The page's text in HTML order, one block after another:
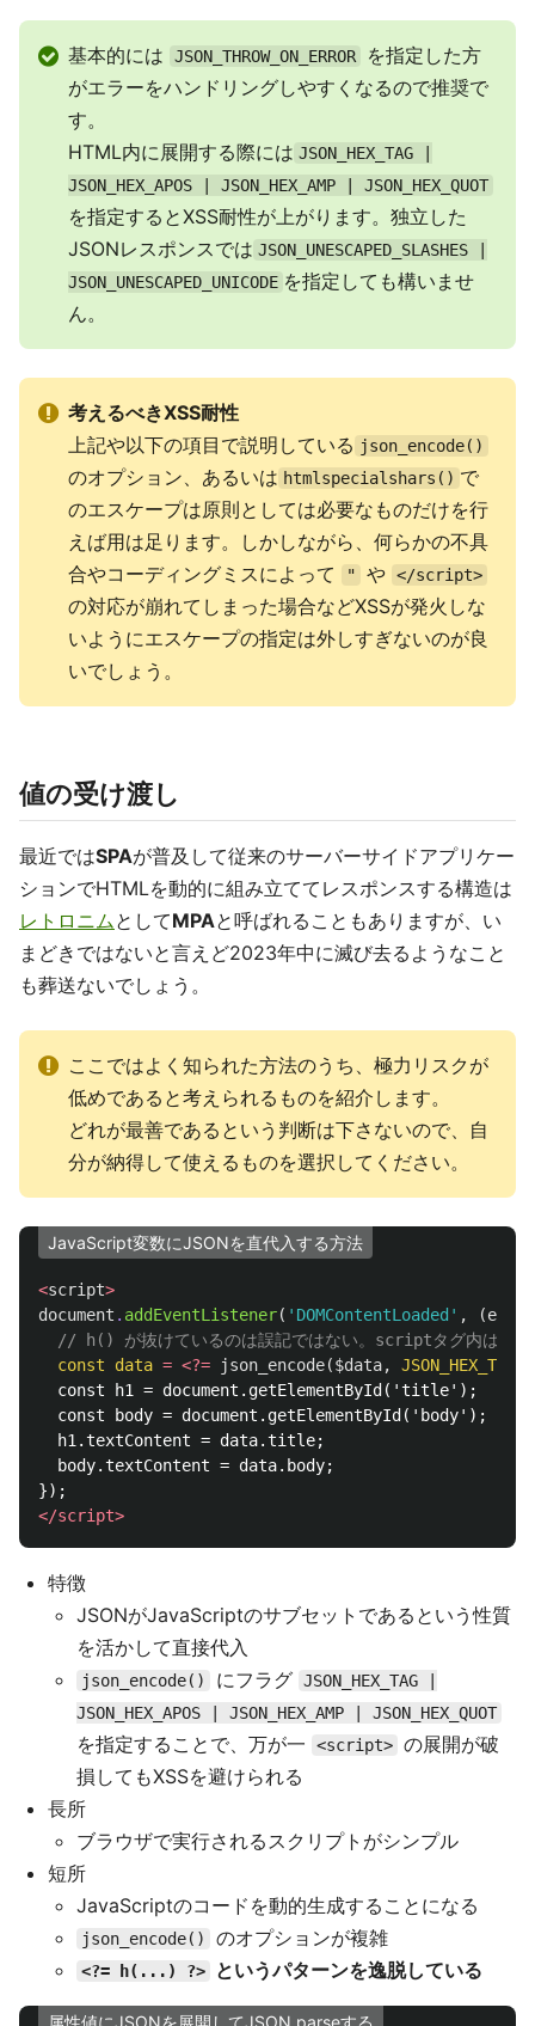
基本的には JSON_THROW_ON_ERROR
を指定した方
がエラーをハンドリングしやすくなるので推奨で
す。
HTML内に展開する際には JSON_HEX_TAG |
JSON_HEX_APOS | JSON_HEX_AMP | JSON_HEX_QUOT
を指定するとXSS耐性が上がります。独立した
JSONレスポンスでは JSON_UNESCAPED_SLASHES |
JSON_UNESCAPED_UNICODE を指定しても構いませ
ん。
考えるべきXSS耐性
上記や以下の項目で説明している json_encode()
のオプション、あるいは htmlspecialshars() で
のエスケープは原則としては必要なものだけを行
えば用は足ります。しかしながら、何らかの不具
合やコーディングミスによって
" や </script>
の対応が崩れてしまった場合などXSSが発火しな
いようにエスケープの指定は外しすぎないのが良
いでしょう。
値の受け渡し
最近ではSPAが普及して従来のサーバーサイドアプリケー
ションでHTMLを動的に組み立ててレスポンスする構造は
レトロニムとしてMPAと呼ばれることもありますが、い
まどきではないと言えど2023年中に滅び去るようなこと
も葬送ないでしょう。
ここではよく知られた方法のうち、極力リスクが
低めであると考えられるものを紹介します。
どれが最善であるという判断は下さないので、自
分が納得して使えるものを選択してください。
JavaScript変数にJSONを直代入する方法
<script>
document . addEventListener( 'DOMContentLoaded' , (event
// h() が抜けているのは誤記ではない。scriptタグ内は
const
data = <?= json_encode($data, JSON_HEX_TAG
  const h1 = document.getElementById('title');
  const body = document.getElementById('body');
  h1.textContent = data.title;
  body.textContent = data.body;
</script>
特徴
JSONがJavaScriptのサブセットであるという性質
を活かして直接代入
json_encode() にフラグ JSON_HEX_TAG |
JSON_HEX_APOS | JSON_HEX_AMP | JSON_HEX_QUOT
を指定することで、万が一 <script> の展開が破
損してもXSSを避けられる
長所
ブラウザで実行されるスクリプトがシンプル
短所
JavaScriptのコードを動的生成することになる
json_encode() のオプションが複雑
<?= h(...) ?> というパターンを逸脱している
属性値にJSONを展開してJSON.parseする